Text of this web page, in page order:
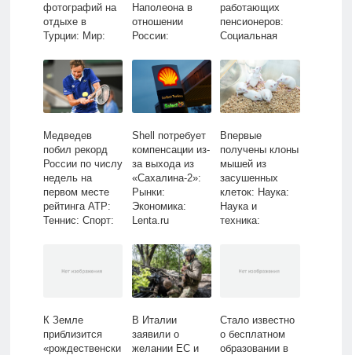
фотографий на
отдыхе в
Турции: Мир:
Lenta.ru
Наполеона в
отношении
России:
Lenta.ru
работающих
пенсионеров:
Социальная
Экономика:
Lenta.ru
Медведев
побил рекорд
России по числу
недель на
первом месте
рейтинга АТР:
Теннис: Спорт:
Shell потребует
компенсации из-
за выхода из
«Сахалина-2»:
Рынки:
Экономика:
Lenta.ru
Впервые
получены клоны
мышей из
засушенных
клеток: Наука:
Наука и
техника:
К Земле
приблизится
«рождественски
В Италии
заявили о
желании ЕС и
Стало известно
о бесплатном
образовании в